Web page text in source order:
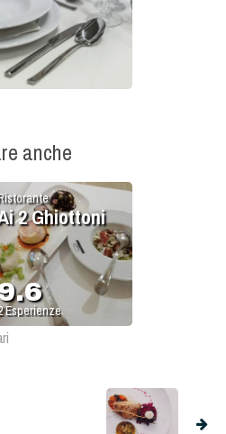
anche
2 Ghiottoni
Esperienze